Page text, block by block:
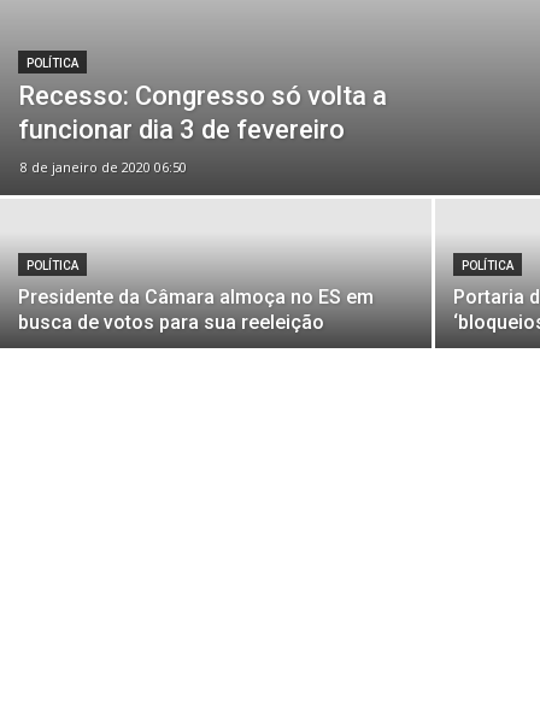
POLÍTICA
Recesso: Congresso só volta a
funcionar dia 3 de fevereiro
8 de janeiro de 2020 06:50
POLÍTICA
Presidente da Câmara almoça no ES em
busca de votos para sua reeleição
POLÍTICA
Portaria